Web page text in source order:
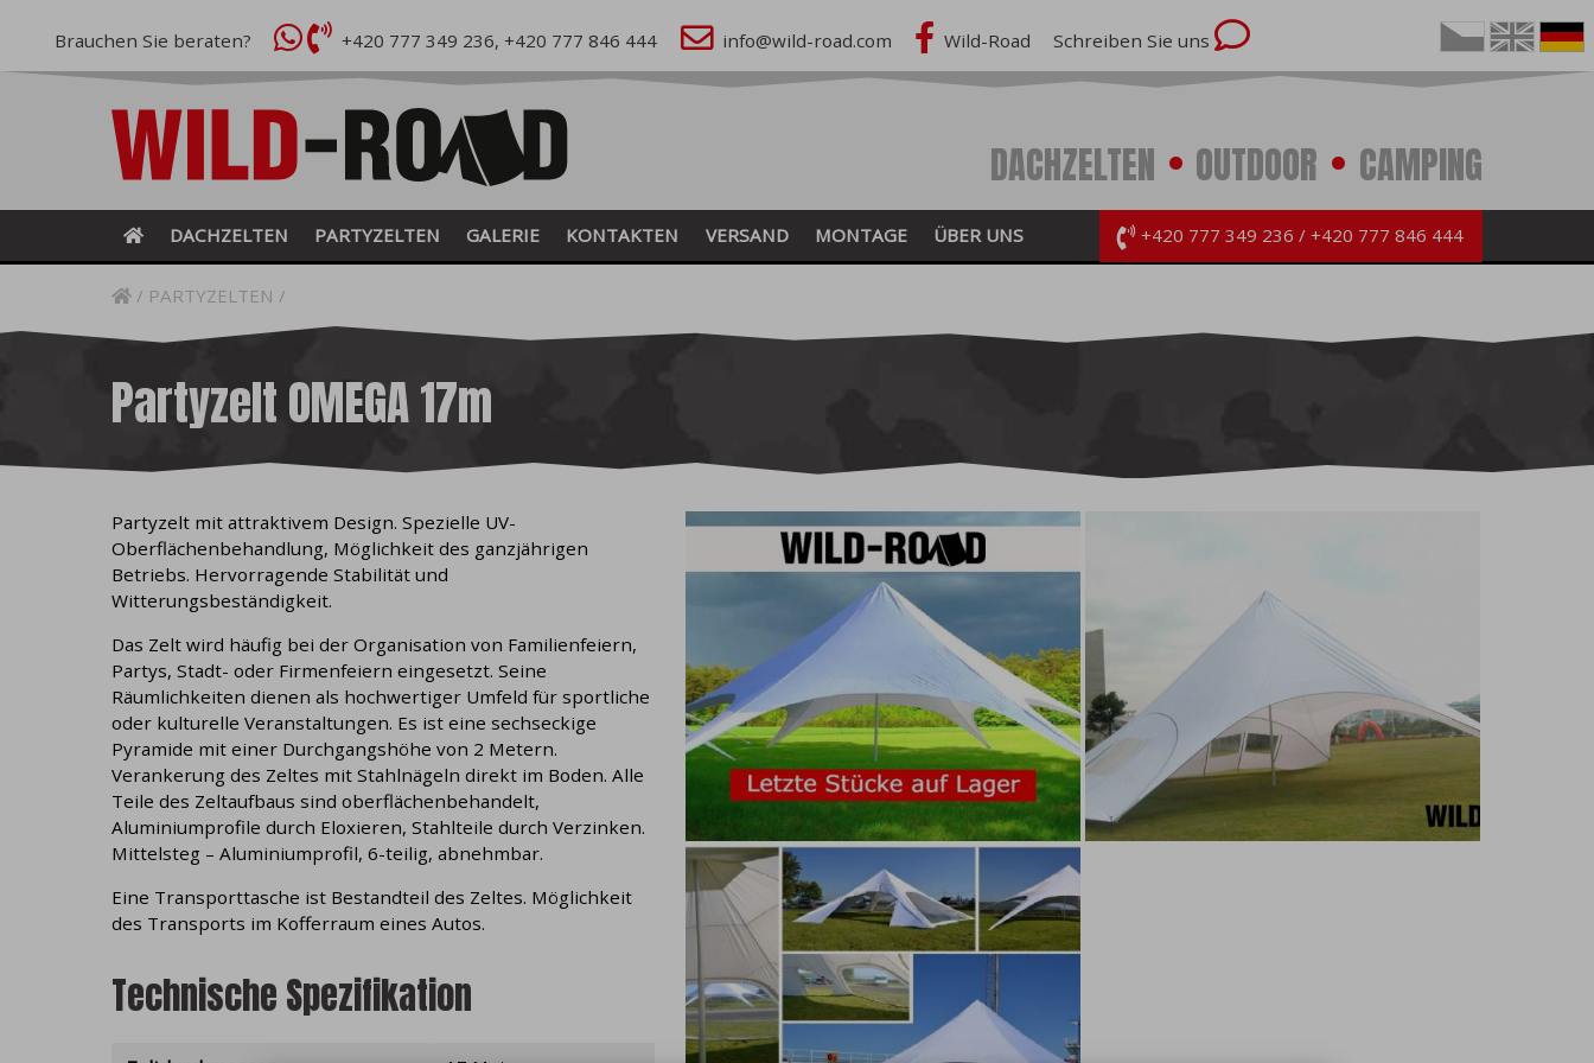
Brauchen Sie beraten? +420 777 349 236,+420 777 846 444 info@wild-road.com Wild-Road Schreiben Sie uns
DACHZELTEN OUTDOOR CAMPING
DACHZELTEN PARTYZELTEN GALERIE KONTAKTEN VERSAND MONTAGE ÜBER UNS +420 777 349 236 +420 777 846 444
PARTYZELTEN
Partyzelt OMEGA 17m
Partyzelt mit attraktivem Design. Spezielle UV-
Oberflächenbehandlung, Möglichkeit des ganzjährigen
Betriebs. Hervorragende Stabilität und
Witterungsbeständigkeit.
Das Zelt wird häufig bei der Organisation von Familienfeiern,
Partys, Stadt- oder Firmenfeiern eingesetzt. Seine
Räumlichkeiten dienen als hochwertiger Umfeld für sportliche
oder kulturelle Veranstaltungen. Es ist eine sechseckige
Pyramide mit einer Durchgangshöhe von 2 Metern.
Verankerung des Zeltes mit Stahlnägeln direkt im Boden. Alle
Teile des Zeltaufbaus sind oberflächenbehandelt,
Aluminiumprofile durch Eloxieren, Stahlteile durch Verzinken.
Mittelsteg – Aluminiumprofil, 6-teilig, abnehmbar.
Eine Transporttasche ist Bestandteil des Zeltes. Möglichkeit
des Transports im Kofferraum eines Autos.
Technische Spezifikation